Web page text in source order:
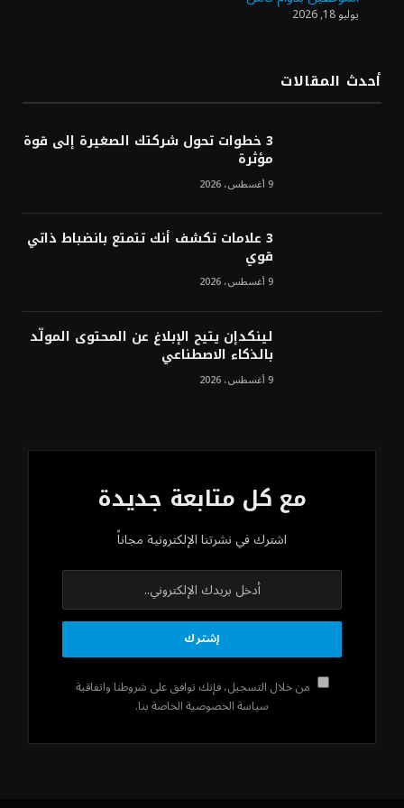
«طيران الرياض» يدشن أولى رحلاته إلى مومباي
الأنشطة المالية عابرة الحدود تطوير للبيئة
يوليو 18, 2026
أحدث المقالات
3 خطوات تحول شركتك الصغيرة إلى قوة
مؤثرة
9 أغسطس، 2026
3 علامات تكشف أنك تتمتع بانضباط ذاتي
قوي
9 أغسطس، 2026
لينكدإن يتيح الإبلاغ عن المحتوى المولّد
بالذكاء الاصطناعي
9 أغسطس، 2026
مع كل متابعة جديدة
اشترك في نشرتنا الإلكترونية مجاناً
من خلال التسجيل، فإنك توافق على شروطنا واتفاقية
سياسة الخصوصية الخاصة بنا.